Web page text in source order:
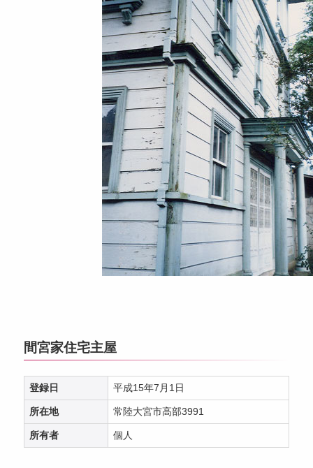
間宮家住宅主屋
登録日 平成15年7月1日
所在地 常陸大宮市高部3991
所有者 個人